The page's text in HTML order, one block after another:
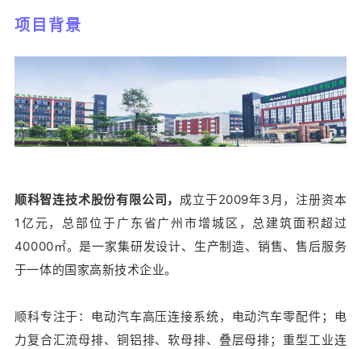
项目背景
顺科智连技术股份有限公司， 成立于2009年3月，注册资本
1亿元，总部位于广东省广州市增城区，总建筑面积超过
40000㎡。是一家集研发设计、生产制造、销售、售后服务
于一体的国家高新技术企业。
顺科专注于：电动汽车高压连接系统，电动汽车零配件；电
力复合汇流母排、铜铝排、软母排、叠层母排；重型工业连